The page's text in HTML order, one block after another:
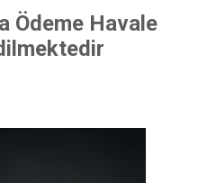
Ödeme Havale